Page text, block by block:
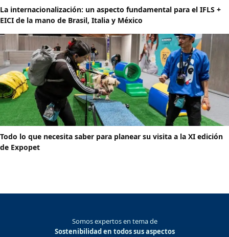
La internacionalización: un aspecto fundamental para el IFLS +
EICI de la mano de Brasil, Italia y México
Todo lo que necesita saber para planear su visita a la XI edición
de Expopet
Somos expertos en tema de
Sostenibilidad en todos sus aspectos